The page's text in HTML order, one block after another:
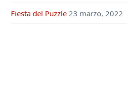
Fiesta del Puzzle 23 marzo, 2022